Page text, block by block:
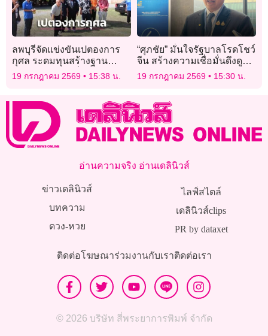
ลพบุรีจัดแข่งขันเปตองการ
กุศล ระดมทุนสร้างฐาน
ประดิษฐานสมเด็จพระเจ้าตา
กสินฯ ส่งเสริมกีฬา-ท่องเที่ยว
19 กรกฎาคม 2569 15:38 น.
“ศุภชัย” มั่นใจรัฐบาลโรดโชว์
จีน สร้างความเชื่อมั่นดึงดูด
ลงทุนไทย
19 กรกฎาคม 2569 15:30 น.
อ่านความจริง อ่านเดลินิวส์
ข่าวเดลินิวส์
บทความ
ดวง-หวย
ไลฟ์สไตล์
เดลินิวส์clips
PR by dataxet
ติดต่อโฆษณาร่วมงานกับเราติดต่อเรา
© 2026 บริษัท สี่พระยาการพิมพ์ จำกัด